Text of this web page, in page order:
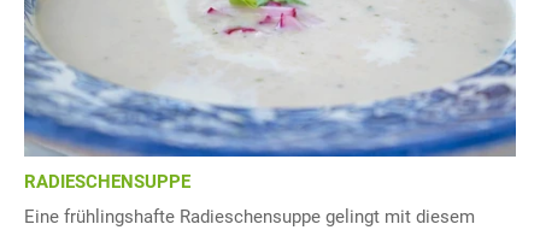
RADIESCHENSUPPE
Eine frühlingshafte Radieschensuppe gelingt mit diesem